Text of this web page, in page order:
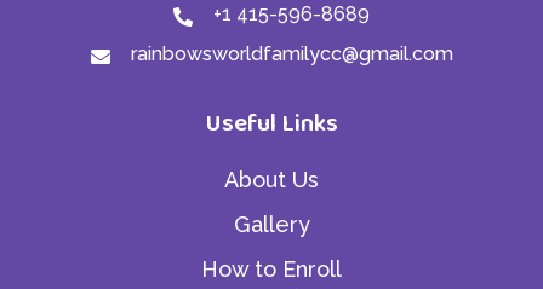
+1 415-596-8689
rainbowsworldfamilycc@gmail.com
Useful Links
About Us
Gallery
How to Enroll